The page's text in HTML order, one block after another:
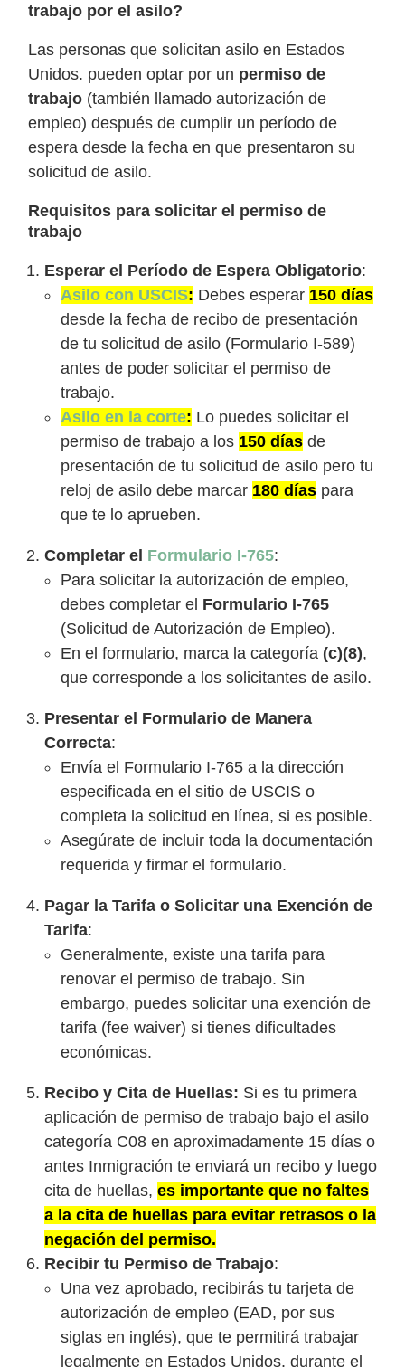
trabajo por el asilo?
Las personas que solicitan asilo en Estados
Unidos. pueden optar por un permiso de
trabajo (también llamado autorización de
empleo) después de cumplir un período de
espera desde la fecha en que presentaron su
solicitud de asilo.
Requisitos para solicitar el permiso de
trabajo
Esperar el Período de Espera Obligatorio:
Asilo con USCIS: Debes esperar 150 días
desde la fecha de recibo de presentación
de tu solicitud de asilo (Formulario I-589)
antes de poder solicitar el permiso de
trabajo.
Asilo en la corte: Lo puedes solicitar el
permiso de trabajo a los 150 días de
presentación de tu solicitud de asilo pero tu
reloj de asilo debe marcar 180 días para
que te lo aprueben.
Completar el Formulario I-765:
Para solicitar la autorización de empleo,
debes completar el Formulario I-765
(Solicitud de Autorización de Empleo).
En el formulario, marca la categoría (c)(8),
que corresponde a los solicitantes de asilo.
Presentar el Formulario de Manera
Correcta:
Envía el Formulario I-765 a la dirección
especificada en el sitio de USCIS o
completa la solicitud en línea, si es posible.
Asegúrate de incluir toda la documentación
requerida y firmar el formulario.
Pagar la Tarifa o Solicitar una Exención de
Tarifa:
Generalmente, existe una tarifa para
renovar el permiso de trabajo. Sin
embargo, puedes solicitar una exención de
tarifa (fee waiver) si tienes dificultades
económicas.
Recibo y Cita de Huellas: Si es tu primera
aplicación de permiso de trabajo bajo el asilo
categoría C08 en aproximadamente 15 días o
antes Inmigración te enviará un recibo y luego
cita de huellas, es importante que no faltes
a la cita de huellas para evitar retrasos o la
negación del permiso.
Recibir tu Permiso de Trabajo:
Una vez aprobado, recibirás tu tarjeta de
autorización de empleo (EAD, por sus
siglas en inglés), que te permitirá trabajar
legalmente en Estados Unidos. durante el